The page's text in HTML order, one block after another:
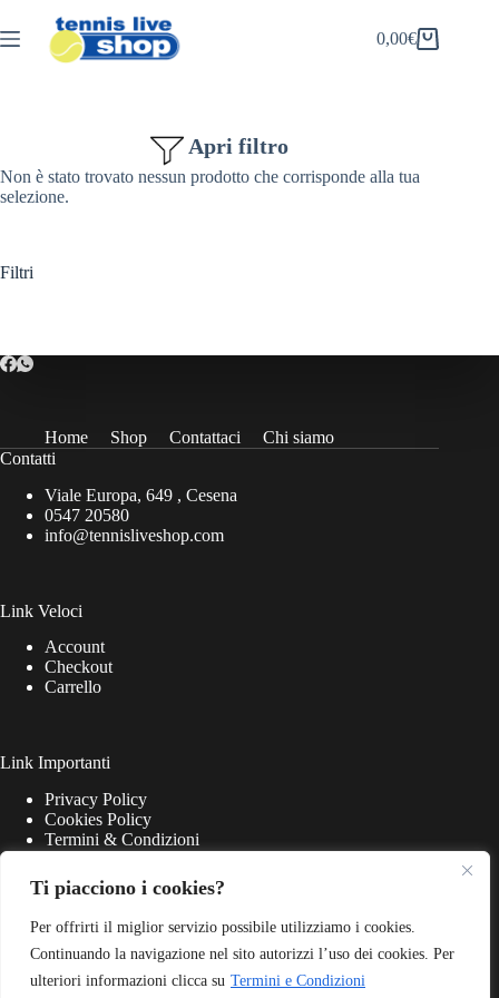
Ti piacciono i cookies?
Per offrirti il miglior servizio possibile utilizziamo i cookies.
Continuando la navigazione nel sito autorizzi l’uso dei cookies. Per
ulteriori informazioni clicca su Termini e Condizioni
al
contenuto
Carrello
0,00€
Apri filtro
Non è stato trovato nessun prodotto che corrisponde alla tua
selezione.
Filtri
Home Shop Contattaci
Chi siamo
Contatti
Viale Europa, 649 , Cesena
0547 20580
info@tennisliveshop.com
Link Veloci
Account
Checkout
Carrello
Link Importanti
Privacy Policy
Cookies Policy
Termini & Condizioni